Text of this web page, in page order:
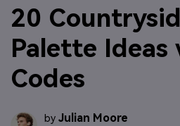
20
Palette Ideas
Codes
by Julian Moore